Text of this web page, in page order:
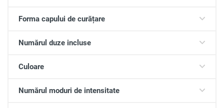
Forma capului de curățare
Numărul duze incluse
Culoare
Numărul moduri de intensitate